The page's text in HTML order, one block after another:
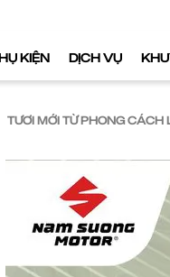
KIỆN DỊCH VỤ
TƯƠI MỚI TỪ PHONG CÁCH